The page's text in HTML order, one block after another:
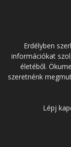
Erdélyben
információkat
életéből.
szeretnénk
Lépj